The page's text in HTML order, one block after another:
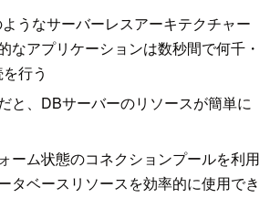
うなサーバーレスアーキテクチャー
なアプリケーションは数秒間で何千・
行う
と、DBサーバーのリソースが簡単に
ーム状態のコネクションプールを利用
タベースリソースを効率的に使用でき